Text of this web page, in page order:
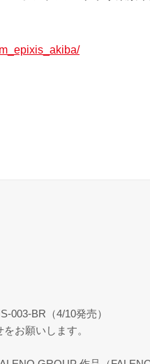
003-BR（4/10発売）
お願いします。